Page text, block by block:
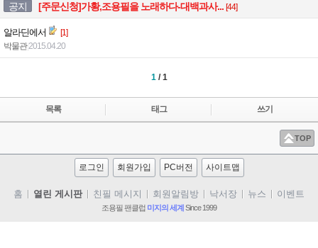
공지 [주문신청]가황,조용필을 노래하다-대백과사... [44]
알라딘에서 [1]
박물관|2015.04.20
1/ 1
목록 태그 쓰기
TOP
로그인 회원가입 PC버전 사이트맵
홈 열린 게시판 친필 메시지 회원알림방 낙서장 뉴스
이벤트
동영상 조용필 클럽 미지
조용필 팬클럽 미지의 세계Since 1999